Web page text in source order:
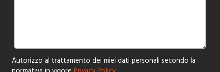
Autorizzo al trattamento dei miei dati personali secondo la